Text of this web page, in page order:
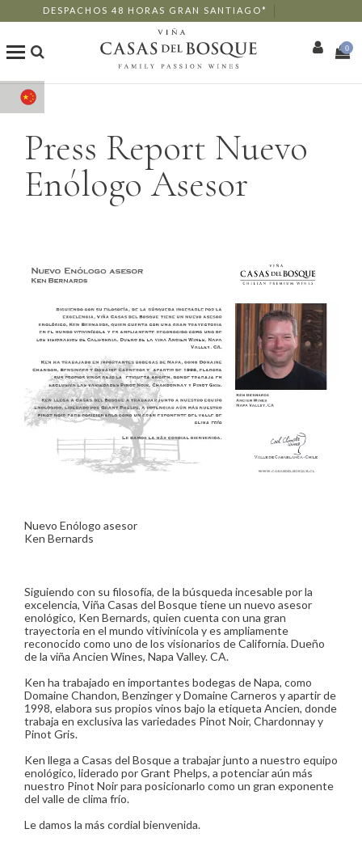
DESPACHOS 48 HORAS GRAN SANTIAGO*
商店
我们的葡萄酒
Enotourism
活动
更多信息
0
Press Report Nuevo
Enólogo Asesor
Nuevo Enólogo asesor
Ken Bernards
Siguiendo con su filosofía, de la búsqueda incesable por la
excelencia, Viña Casas del Bosque tiene un nuevo asesor
enológico, Ken Bernards, quien cuenta con una gran
trayectoria en el mundo vitivinícola y es ampliamente
reconocido como uno de los visionarios de California. Dueño
de la viña Ancien Wines, Napa Valley. CA.
Ken ha trabajado en importantes bodegas de Napa, como
Domaine Chandon, Benzinger y Domaine Carneros y apartir de
1998, elabora sus propios vinos bajo la etiqueta Ancien, donde
trabaja en exclusiva las variedades Pinot Noir, Chardonnay y
Pinot Gris.
Ken llega a Casas del Bosque a trabajar junto a nuestro equipo
enológico, liderado por Grant Phelps, a potenciar aún más
nuestro Pinot Noir para posicionarlo como un gran exponente
del valle de clima frío.
Le damos la más cordial bienvenida.